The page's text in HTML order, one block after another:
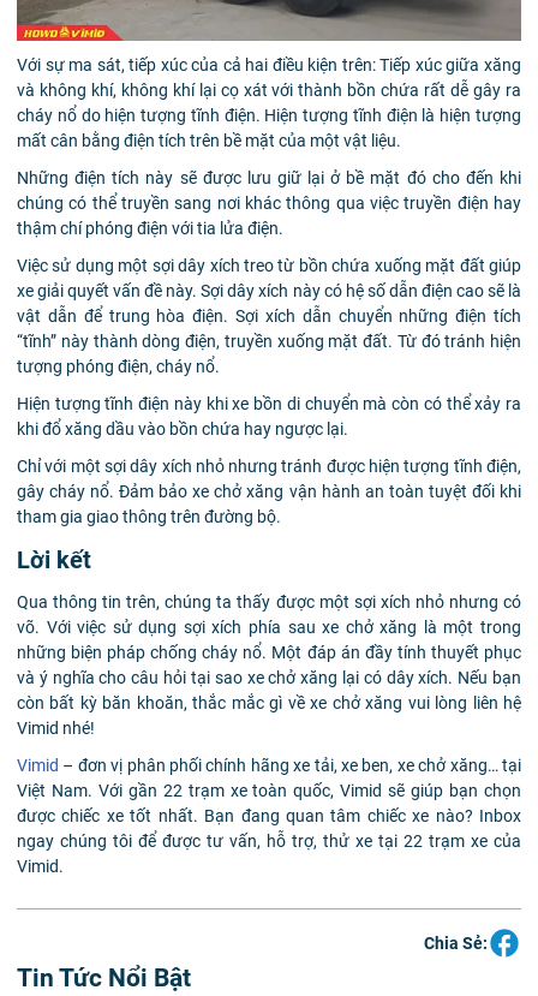
Với sự ma sát, tiếp xúc của cả hai điều kiện trên: Tiếp xúc giữa xăng
và không khí, không khí lại cọ xát với thành bồn chứa rất dễ gây ra
cháy nổ do hiện tượng tĩnh điện. Hiện tượng tĩnh điện là hiện tượng
mất cân bằng điện tích trên bề mặt của một vật liệu.
Những điện tích này sẽ được lưu giữ lại ở bề mặt đó cho đến khi
chúng có thể truyền sang nơi khác thông qua việc truyền điện hay
thậm chí phóng điện với tia lửa điện.
Việc sử dụng một sợi dây xích treo từ bồn chứa xuống mặt đất giúp
xe giải quyết vấn đề này. Sợi dây xích này có hệ số dẫn điện cao sẽ là
vật dẫn để trung hòa điện. Sợi xích dẫn chuyển những điện tích
“tĩnh” này thành dòng điện, truyền xuống mặt đất. Từ đó tránh hiện
tượng phóng điện, cháy nổ.
Hiện tượng tĩnh điện này khi xe bồn di chuyển mà còn có thể xảy ra
khi đổ xăng dầu vào bồn chứa hay ngược lại.
Chỉ với một sợi dây xích nhỏ nhưng tránh được hiện tượng tĩnh điện,
gây cháy nổ. Đảm bảo xe chở xăng vận hành an toàn tuyệt đối khi
tham gia giao thông trên đường bộ.
Lời kết
Qua thông tin trên, chúng ta thấy được một sợi xích nhỏ nhưng có
võ. Với việc sử dụng sợi xích phía sau xe chở xăng là một trong
những biện pháp chống cháy nổ. Một đáp án đầy tính thuyết phục
và ý nghĩa cho câu hỏi tại sao xe chở xăng lại có dây xích. Nếu bạn
còn bất kỳ băn khoăn, thắc mắc gì về xe chở xăng vui lòng liên hệ
Vimid nhé!
Vimid – đơn vị phân phối chính hãng xe tải, xe ben, xe chở xăng… tại
Việt Nam. Với gần 22 trạm xe toàn quốc, Vimid sẽ giúp bạn chọn
được chiếc xe tốt nhất. Bạn đang quan tâm chiếc xe nào? Inbox
ngay chúng tôi để được tư vấn, hỗ trợ, thử xe tại 22 trạm xe của
Vimid.
Chia Sẻ:
Tin Tức Nổi Bật